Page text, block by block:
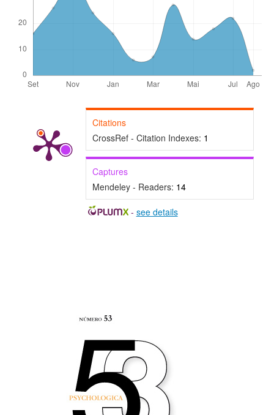
Citations
CrossRef - Citation Indexes: 1
Captures
Mendeley - Readers: 14
- see details